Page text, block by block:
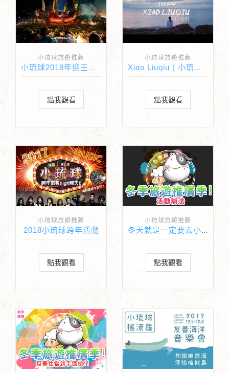
小琉球旅遊推薦
點我觀看
小琉球旅遊推薦
點我觀看
小琉球旅遊推薦
2018小琉球跨年活動
點我觀看
小琉球旅遊推薦
冬天就是一定要去小琉球！活動辦法
點我觀看